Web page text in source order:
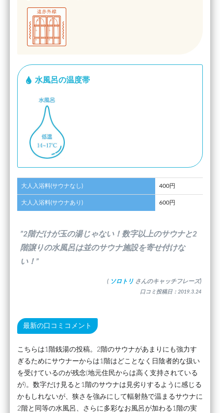
水風呂の温度帯
大人入浴料(サウナなし) 400円
大人入浴料(サウナあり) 600円
”2階だけが玉の湯じゃない！数字以上のサウナと2
階譲りの水風呂は並のサウナ施設を寄せ付けな
い！”
( ソロトリ さんのキャッチフレーズ)
口コミ投稿日：2019.3.24
最新の口コミコメント
こちらは1階銭湯の投稿。2階のサウナがあまりにも強力す
ぎるためにサウナーからは1階はどことなく日陰者的な扱い
を受けているのが残念(地元住民からは高く支持されている
が)。数字だけ見ると1階のサウナは見劣りするように感じる
かもしれないが、狭さを強みにして輻射熱で温まるサウナに
2階と同等の水風呂、さらに多彩なお風呂が加わる1階の実